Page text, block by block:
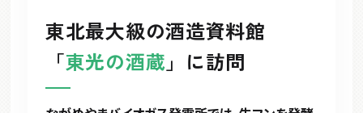
東北最大級の酒造資料館
「東光の酒蔵 」に訪問